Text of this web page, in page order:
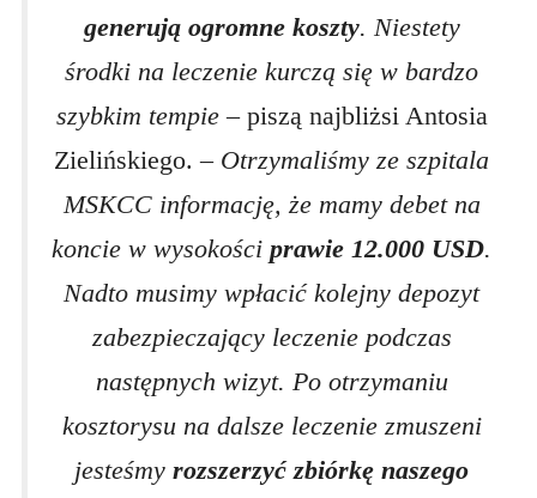
generują ogromne koszty. Niestety
środki na leczenie kurczą się w bardzo
szybkim tempie –piszą najbliżsi Antosia
Zielińskiego. – Otrzymaliśmy ze szpitala
MSKCC informację, że mamy debet na
koncie w wysokości prawie 12.000 USD.
Nadto musimy wpłacić kolejny depozyt
zabezpieczający leczenie podczas
następnych wizyt. Po otrzymaniu
kosztorysu na dalsze leczenie zmuszeni
jesteśmy rozszerzyć zbiórkę naszego